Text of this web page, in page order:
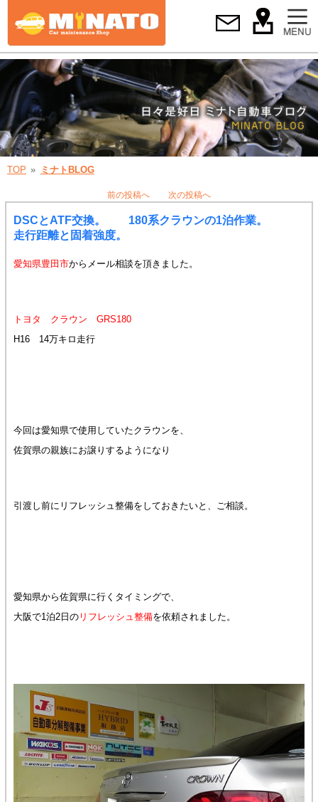
TOP ミナトBLOG
前の投稿へ 次の投稿へ
DSCとATF交換。 180系クラウンの1泊作業。
走行距離と固着強度。
愛知県豊田市からメール相談を頂きました。
トヨタ クラウン GRS180
H16 14万キロ走行
今回は愛知県で使用していたクラウンを、
佐賀県の親族にお譲りするようになり
引渡し前にリフレッシュ整備をしておきたいと、ご相談。
愛知県から佐賀県に行くタイミングで、
大阪で1泊2日のリフレッシュ整備を依頼されました。